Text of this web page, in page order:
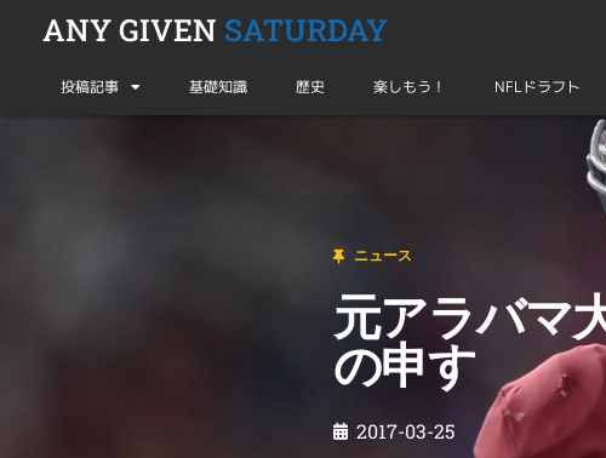
ANY GIVEN SATURDAY
投稿記事 基礎知識 歴史 楽しもう！ NFLドラフト
元アラバマ大バーネットがセイバン監督にもの申す
ニュース
元アラバマ
の申す
2017-03-25